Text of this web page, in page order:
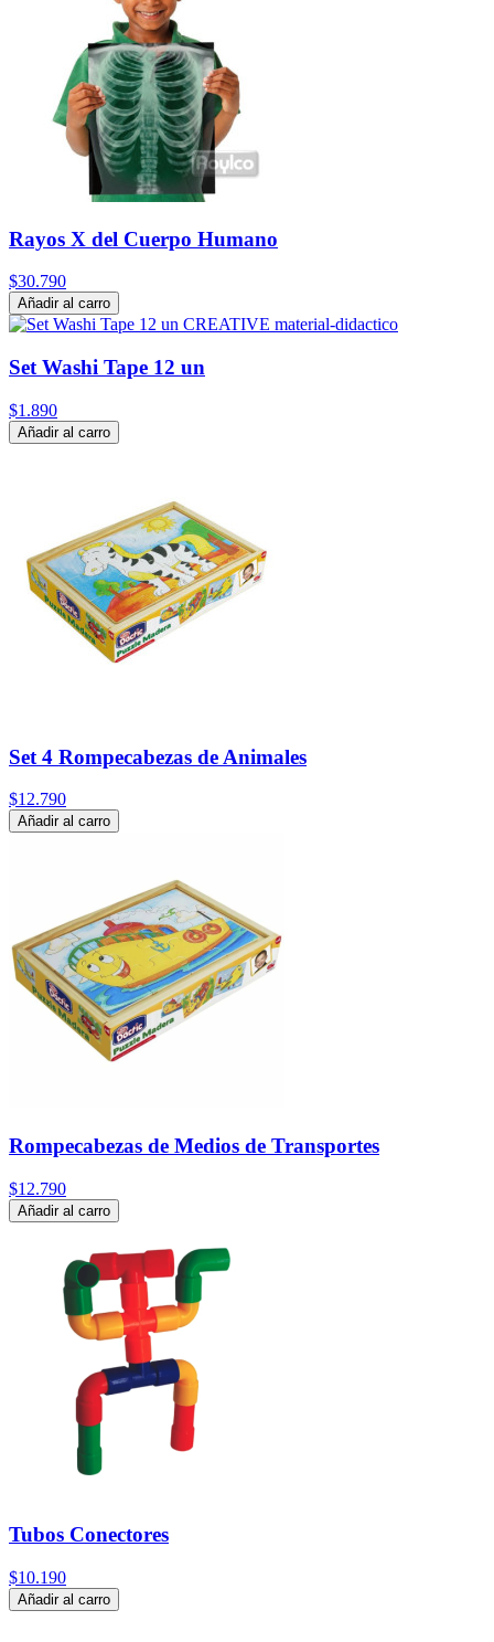
Rayos X del Cuerpo Humano
$30.790
Añadir al carro
Set Washi Tape 12 un
$1.890
Añadir al carro
Set 4 Rompecabezas de Animales
$12.790
Añadir al carro
Rompecabezas de Medios de Transportes
$12.790
Añadir al carro
Tubos Conectores
$10.190
Añadir al carro